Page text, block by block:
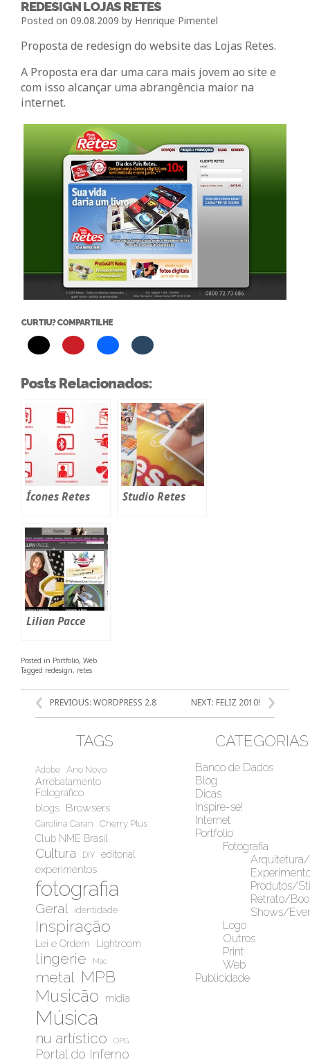
REDESIGN LOJAS RETES
Posted on 09.08.2009 by Henrique Pimentel
Proposta de redesign do website das Lojas Retes.
A Proposta era dar uma cara mais jovem ao site e
com isso alcançar uma abrangência maior na
internet.
CURTIU? COMPARTILHE
Posts Relacionados:
Ícones Retes Studio Retes
Lilian Pacce
Posted in Portfolio, Web
Tagged redesign, retes
POST
PREVIOUS: WORDPRESS 2.8 NEXT: FELIZ 2010!
TAGS
Adobe Ano Novo
Arrebatamento
Fotográfico
blogs
Browsers
Carolina Caran Cherry Plus
Club NME Brasil
Cultura DIY editorial
experimentos
fotografia
Geral identidade
Inspiração
Lei e Ordem Lightroom
lingerie Mac
metal MPB
Musicão mídia
Música
nu artístico OPG
Portal do Inferno
CATEGORIAS
Banco de Dados
Blog
Dicas
Inspire-se!
Internet
Portfolio
Fotografia
Produtos/
Retrato/
Shows/
Logo
Outros
Print
Web
Publicidade